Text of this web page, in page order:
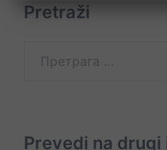
Pretraži
Prevedi na drugi